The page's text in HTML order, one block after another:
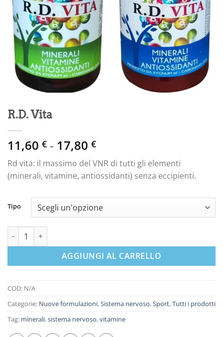
R.D. Vita
11,60 € - 17,80 €Fascia
di
prezzo:
da
a
17,80 €
Rd vita: il massimo del VNR di tutti gli elementi
(minerali, vitamine, antiossidanti) senza eccipienti.
Tipo
R.D. Vita quantità
AGGIUNGI AL CARRELLO
COD: N/A
Categorie: Nuove formulazioni,Sistema nervoso,Sport,Tutti i prodotti
Tag: minerali,sistema nervoso,vitamine